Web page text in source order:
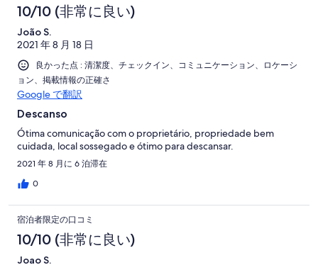
10/10 (非常に良い)
João S.
2021 年 8 月 18 日
良かった点 : 清潔度、チェックイン、コミュニケーション、ロケーシ
ョン、掲載情報の正確さ
Google で翻訳
Descanso
Ótima comunicação com o proprietário, propriedade bem
cuidada, local sossegado e ótimo para descansar.
2021 年 8 月に 6 泊滞在
0
宿泊者限定の口コミ
10/10 (非常に良い)
Joao S.